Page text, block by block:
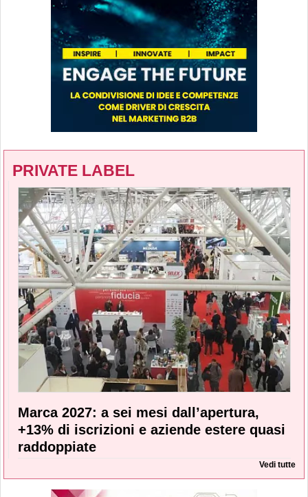
PRIVATE LABEL
Marca 2027: a sei mesi dall’apertura,
+13% di iscrizioni e aziende estere quasi
raddoppiate
Vedi tutte